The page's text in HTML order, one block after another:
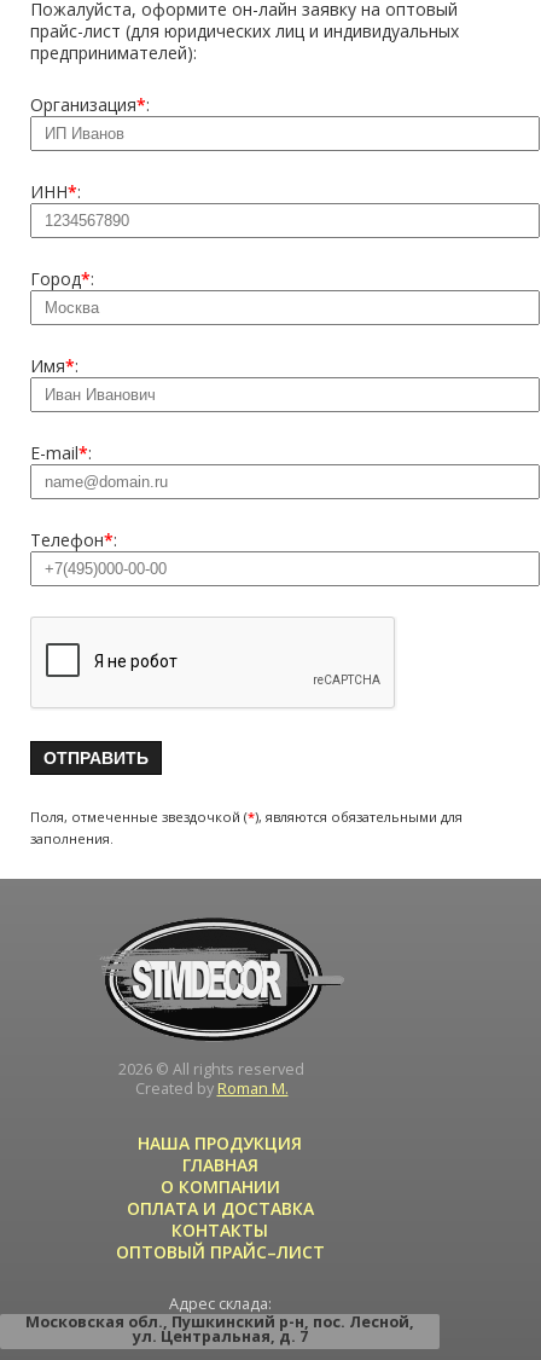
2026 © All rights reserved
Created by Roman M.
НАША ПРОДУКЦИЯ
ГЛАВНАЯ
О КОМПАНИИ
ОПЛАТА И ДОСТАВКА
КОНТАКТЫ
ОПТОВЫЙ ПРАЙС–ЛИСТ
Адрес склада:
Московская обл., Пушкинский р-н, пос. Лесной,
ул. Центральная, д. 7
Пожалуйста, оформите он-лайн заявку на оптовый
прайс-лист (для юридических лиц и индивидуальных
предпринимателей):
Организация*:
ИНН*:
Город*:
Имя*:
E-mail*:
Телефон*:
Поля, отмеченные звездочкой (*), являются обязательными для
заполнения.